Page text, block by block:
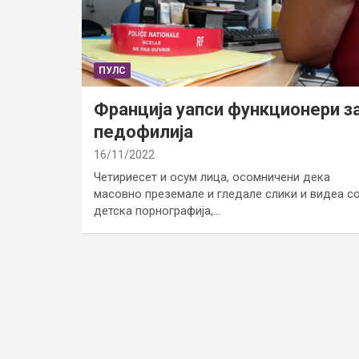
ПУЛС
Франција уапси функционери
педофилија
16/11/2022
Четириесет и осум лица, осомничени дека
масовно преземале и гледале слики и видеа
детска порнографија,…